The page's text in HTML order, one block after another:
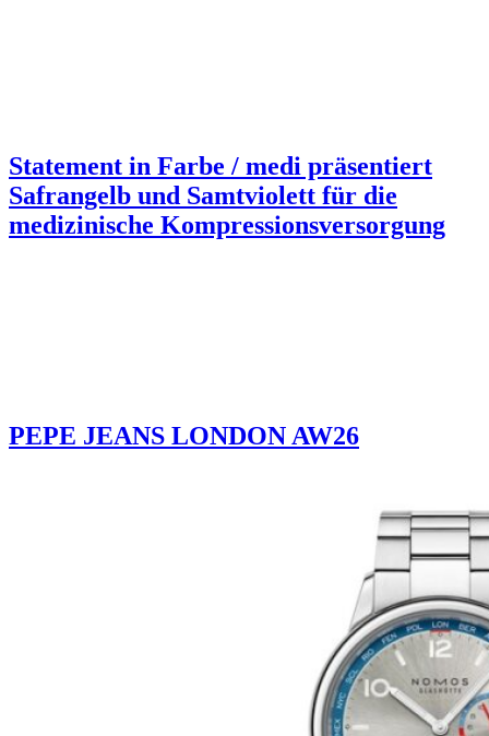
Statement in Farbe / medi präsentiert
Safrangelb und Samtviolett für die
medizinische Kompressionsversorgung
PEPE JEANS LONDON AW26